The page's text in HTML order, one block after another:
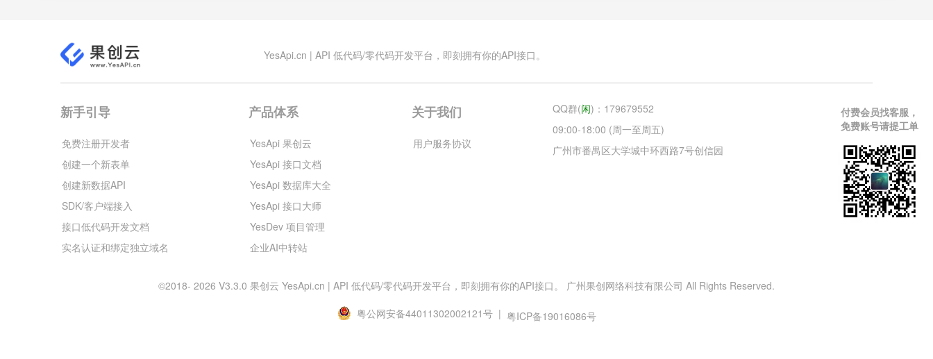
YesApi.cn | API 低代码/零代码开发平台，即刻拥有你的API接口。
新手引导
免费注册开发者
创建一个新表单
创建新数据API
SDK/客户端接入
接口低代码开发文档
实名认证和绑定独立域名
产品体系
YesApi 果创云
YesApi 接口文档
YesApi 数据库大全
YesApi 接口大师
YesDev 项目管理
企业AI中转站
关于我们
用户服务协议
QQ群(闲)：179679552
09:00-18:00 (周一至周五)
广州市番禺区大学城中环西路7号创信园
付费会员找客服，
免费账号请提工单
©2018- 2026 V3.3.0 果创云 YesApi.cn | API 低代码/零代码开发平台，即刻拥有你的API接口。 广州果创网络科技有限公司 All Rights Reserved.
粤公网安备44011302002121号 | 粤ICP备19016086号